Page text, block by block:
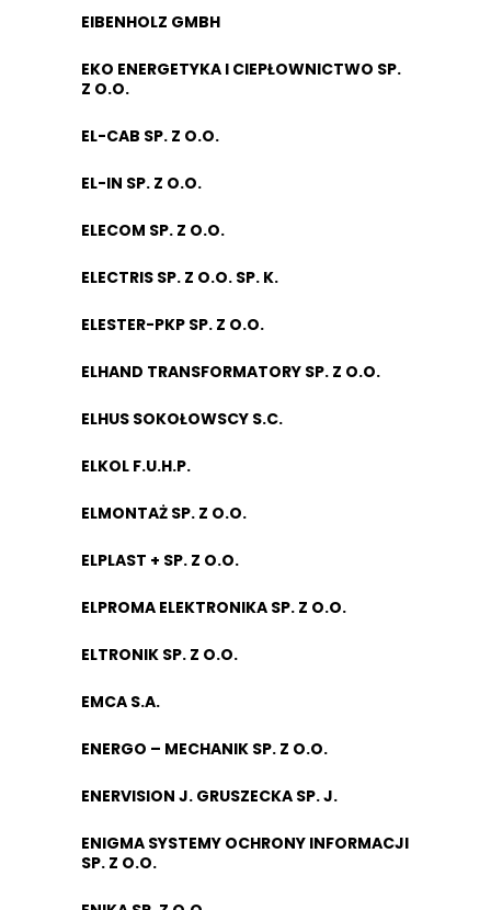
EIBENHOLZ GMBH
EKO ENERGETYKA I CIEPŁOWNICTWO SP.
Z O.O.
EL-CAB SP. Z O.O.
EL-IN SP. Z O.O.
ELECOM SP. Z O.O.
ELECTRIS SP. Z O.O. SP. K.
ELESTER-PKP SP. Z O.O.
ELHAND TRANSFORMATORY SP. Z O.O.
ELHUS SOKOŁOWSCY S.C.
ELKOL F.U.H.P.
ELMONTAŻ SP. Z O.O.
ELPLAST + SP. Z O.O.
ELPROMA ELEKTRONIKA SP. Z O.O.
ELTRONIK SP. Z O.O.
EMCA S.A.
ENERGO – MECHANIK SP. Z O.O.
ENERVISION J. GRUSZECKA SP. J.
ENIGMA SYSTEMY OCHRONY INFORMACJI
SP. Z O.O.